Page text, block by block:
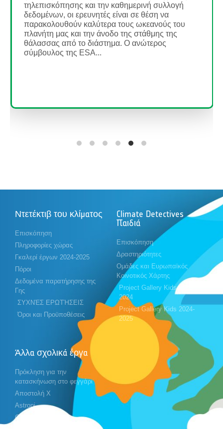
Σύντομη περιγραφή Σε αυτό το σετ τριών
δραστηριοτήτων, οι μαθητές θα κάνουν πρακτικά
πειράματα και θα μάθουν πώς να ερμηνεύουν
δορυφορικές εικόνες...
Ντετέκτιβ του κλίματος
Επισκόπηση
Πληροφορίες χώρας
Γκαλερί έργων 2024-2025
Πόροι
Δεδομένα παρατήρησης της
Γης
ΣΥΧΝΈΣ ΕΡΩΤΉΣΕΙΣ
Όροι και Προϋποθέσεις
Climate Detectives
Παιδιά
Επισκόπηση
Δραστηριότητες
Ομάδες και Ευρωπαϊκός
Κοινοτικός Χάρτης
Project Gallery Kids 2023-
2024
Project Gallery Kids 2024-
2025
Άλλα σχολικά έργα
Πρόκληση για την
κατασκήνωση στο φεγγάρι
Αποστολή X
Astropi
Cansat